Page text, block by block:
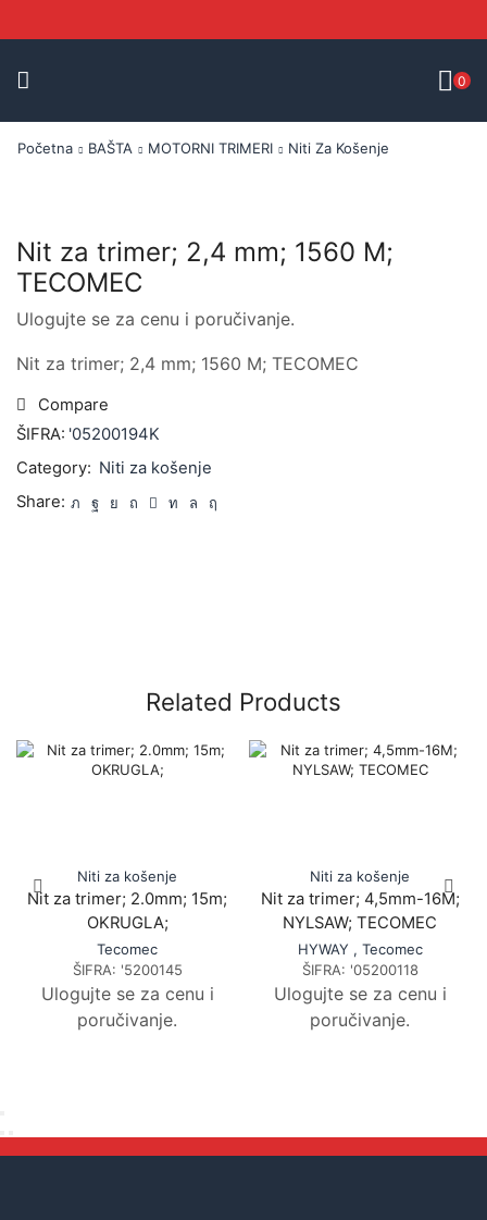
0
Početna BAŠTA MOTORNI TRIMERI Niti Za Košenje
Nit za trimer; 2,4 mm; 1560 M;
TECOMEC
Ulogujte se za cenu i poručivanje.
Nit za trimer; 2,4 mm; 1560 M; TECOMEC
Compare
ŠIFRA: '05200194K
Category: Niti za košenje
Share:
Related Products
Niti za košenje
Nit za trimer; 2.0mm; 15m;
OKRUGLA;
Tecomec
ŠIFRA: '5200145
Ulogujte se za cenu i
poručivanje.
Niti za košenje
Nit za trimer; 4,5mm-16M;
NYLSAW; TECOMEC
HYWAY , Tecomec
ŠIFRA: '05200118
Ulogujte se za cenu i
poručivanje.